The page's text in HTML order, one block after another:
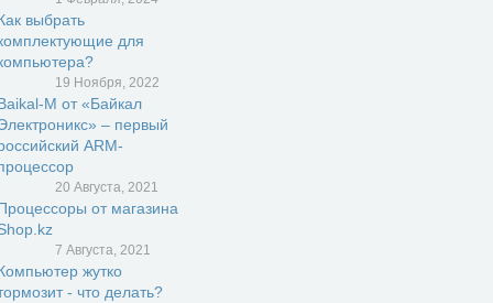
выбрать
для
19 Ноября, 2022
M от «Байкал
– первый
ARM-
20 Августа, 2021
от магазина
7 Августа, 2021
жутко
- что делать?